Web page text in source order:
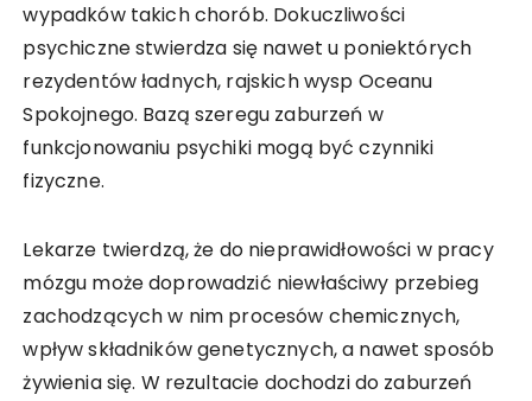
wypadków takich chorób. Dokuczliwości
psychiczne stwierdza się nawet u poniektórych
rezydentów ładnych, rajskich wysp Oceanu
Spokojnego. Bazą szeregu zaburzeń w
funkcjonowaniu psychiki mogą być czynniki
fizyczne.
Lekarze twierdzą, że do nieprawidłowości w pracy
mózgu może doprowadzić niewłaściwy przebieg
zachodzących w nim procesów chemicznych,
wpływ składników genetycznych, a nawet sposób
żywienia się. W rezultacie dochodzi do zaburzeń